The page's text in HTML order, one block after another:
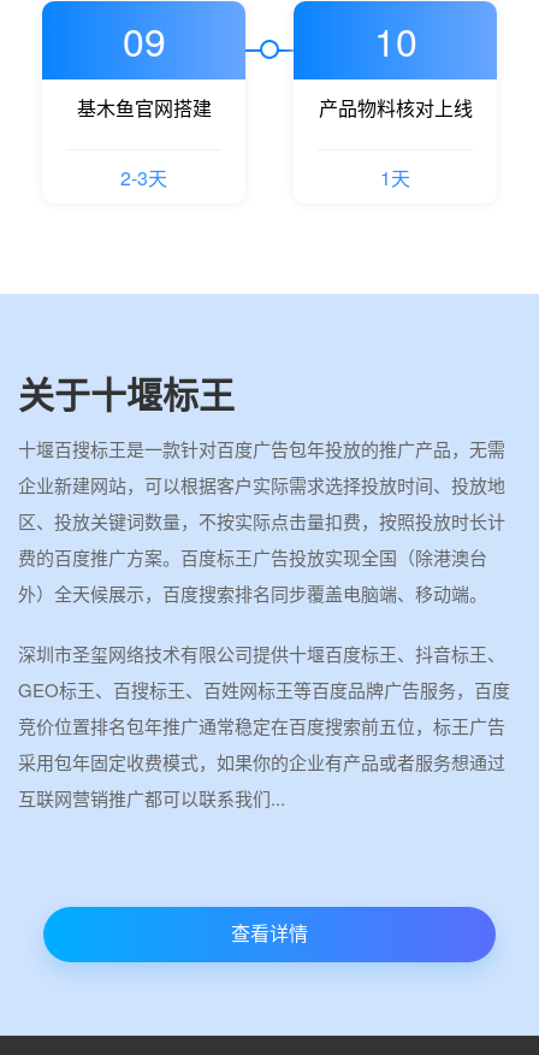
09
基木鱼官网搭建
2-3天
10
产品物料核对上线
1天
关于十堰标王
十堰百搜标王是一款针对百度广告包年投放的推广产品，无需
企业新建网站，可以根据客户实际需求选择投放时间、投放地
区、投放关键词数量，不按实际点击量扣费，按照投放时长计
费的百度推广方案。百度标王广告投放实现全国（除港澳台
外）全天候展示，百度搜索排名同步覆盖电脑端、移动端。
深圳市圣玺网络技术有限公司提供十堰百度标王、抖音标王、
GEO标王、百搜标王、百姓网标王等百度品牌广告服务，百度
竞价位置排名包年推广通常稳定在百度搜索前五位，标王广告
采用包年固定收费模式，如果你的企业有产品或者服务想通过
互联网营销推广都可以联系我们...
查看详情